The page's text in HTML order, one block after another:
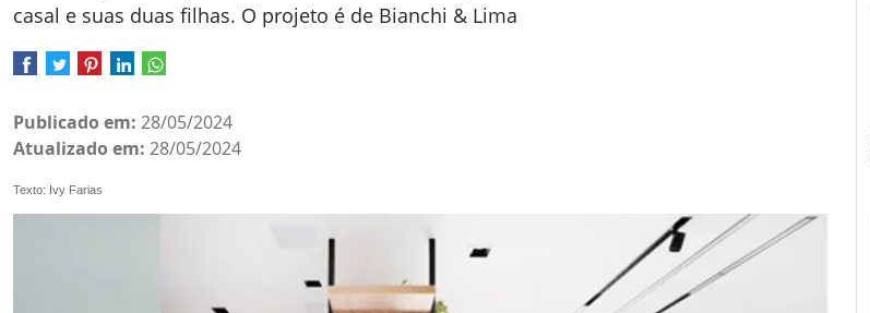
casal e suas duas filhas. O projeto é de Bianchi & Lima
Publicado em: 28/05/2024
Atualizado em: 28/05/2024
Texto: Ivy Farias